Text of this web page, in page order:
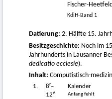
Fischer-Heetfeld
KdiH-Band 1
Datierung: 2. Hälfte 15.
Besitzgeschichte: Noch im
Jahrhunderts in Lausanner
dedicatio ecclesie).
Inhalt: Computistisch-
1. 8r–
12v
Kalender
Anfang fehlt